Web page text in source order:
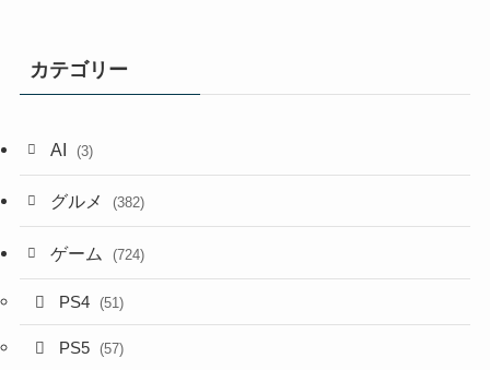
カテゴリー
AI (3)
グルメ (382)
ゲーム (724)
PS4 (51)
PS5 (57)